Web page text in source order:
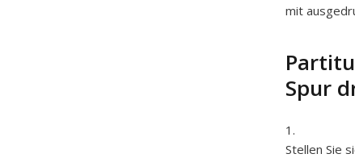
mit
Spur
Stellen Sie